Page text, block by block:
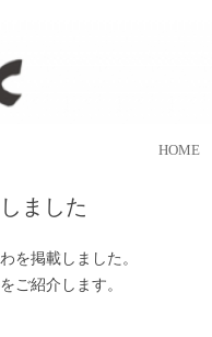
とど、日本各地の手仕事品を取
HOME
ました
を掲載しました。
ご紹介します。